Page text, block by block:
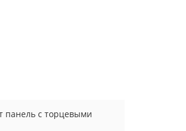
панель с торцевыми